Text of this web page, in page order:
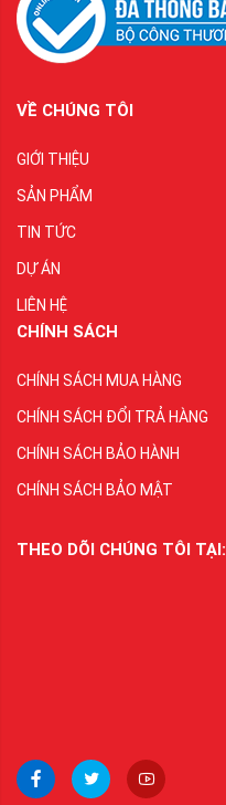
VỀ CHÚNG TÔI
GIỚI THIỆU
SẢN PHẨM
TIN TỨC
DỰ ÁN
LIÊN HỆ
CHÍNH SÁCH
CHÍNH SÁCH MUA HÀNG
CHÍNH SÁCH ĐỔI TRẢ HÀNG
CHÍNH SÁCH BẢO HÀNH
CHÍNH SÁCH BẢO MẬT
THEO DÕI CHÚNG TÔI TẠI: